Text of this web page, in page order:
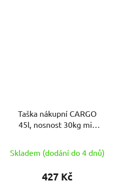
Taška nákupní CARGO
45l, nosnost 30kg mix
Skladem (dodání do 4 dnů)
427 Kč